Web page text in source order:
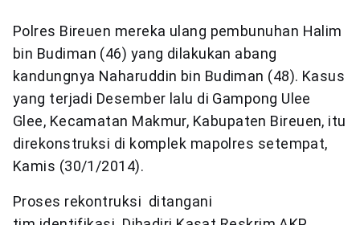
Polres Bireuen mereka ulang pembunuhan Halim
bin Budiman (46) yang dilakukan abang
kandungnya Naharuddin bin Budiman (48). Kasus
yang terjadi Desember lalu di Gampong Ulee
Glee, Kecamatan Makmur, Kabupaten Bireuen, itu
direkonstruksi di komplek mapolres setempat,
Kamis (30/1/2014).
Proses rekontruksi ditangani